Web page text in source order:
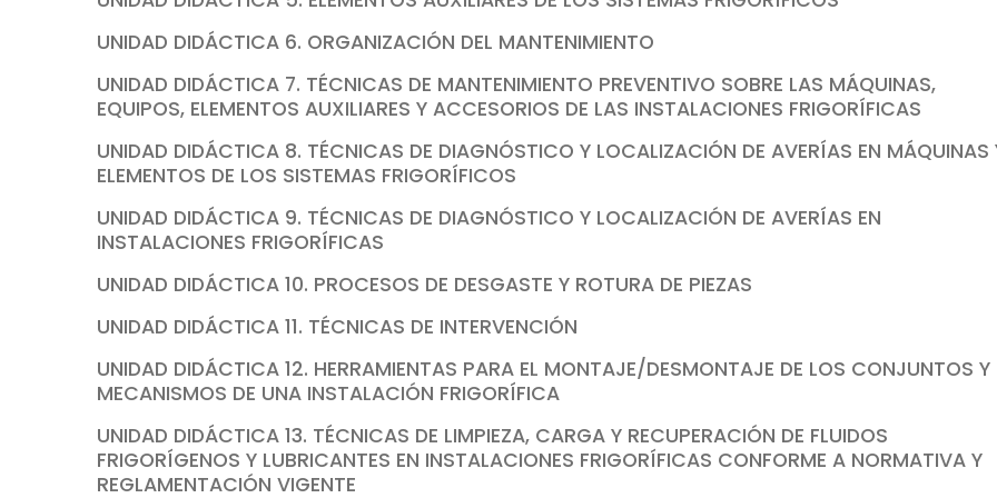
UNIDAD DIDÁCTICA 6. ORGANIZACIÓN DEL MANTENIMIENTO
UNIDAD DIDÁCTICA 7. TÉCNICAS DE MANTENIMIENTO PREVENTIVO SOBRE LAS MÁQUINAS,
EQUIPOS, ELEMENTOS AUXILIARES Y ACCESORIOS DE LAS INSTALACIONES FRIGORÍFICAS
UNIDAD DIDÁCTICA 8. TÉCNICAS DE DIAGNÓSTICO Y LOCALIZACIÓN DE AVERÍAS EN MÁQUINAS
ELEMENTOS DE LOS SISTEMAS FRIGORÍFICOS
UNIDAD DIDÁCTICA 9. TÉCNICAS DE DIAGNÓSTICO Y LOCALIZACIÓN DE AVERÍAS EN
INSTALACIONES FRIGORÍFICAS
UNIDAD DIDÁCTICA 10. PROCESOS DE DESGASTE Y ROTURA DE PIEZAS
UNIDAD DIDÁCTICA 11. TÉCNICAS DE INTERVENCIÓN
UNIDAD DIDÁCTICA 12. HERRAMIENTAS PARA EL MONTAJE/DESMONTAJE DE LOS CONJUNTOS Y
MECANISMOS DE UNA INSTALACIÓN FRIGORÍFICA
UNIDAD DIDÁCTICA 13. TÉCNICAS DE LIMPIEZA, CARGA Y RECUPERACIÓN DE FLUIDOS
FRIGORÍGENOS Y LUBRICANTES EN INSTALACIONES FRIGORÍFICAS CONFORME A NORMATIVA Y
REGLAMENTACIÓN VIGENTE